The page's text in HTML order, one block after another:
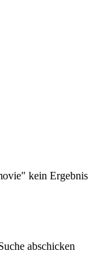
kein Ergebnis
abschicken